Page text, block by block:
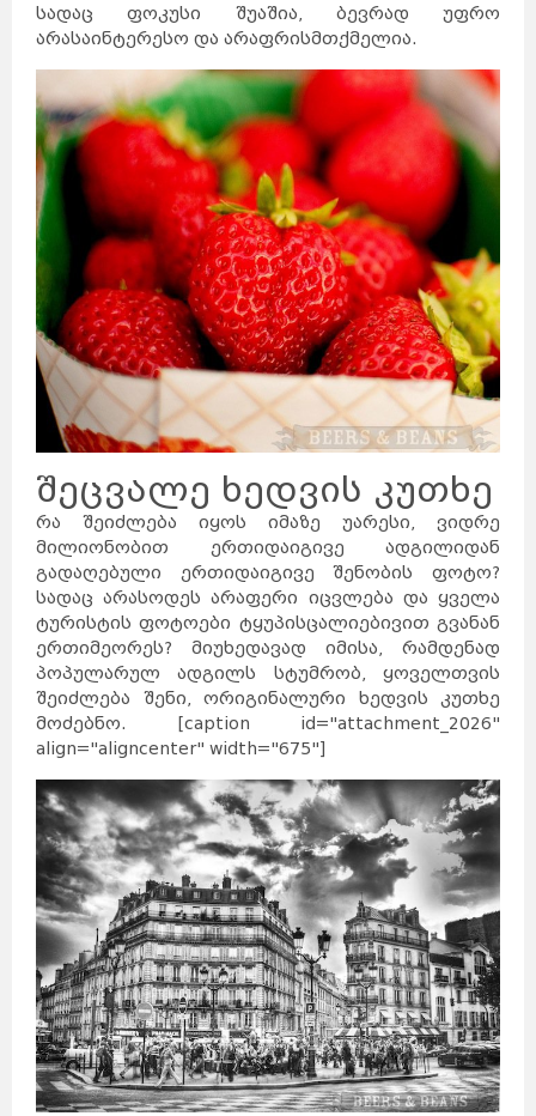
სადაც ფოკუსი შუაშია, ბევრად უფრო
არასაინტერესო და არაფრისმთქმელია.
შეცვალე ხედვის კუთხე
რა შეიძლება იყოს იმაზე უარესი, ვიდრე
მილიონობით ერთიდაიგივე ადგილიდან
გადაღებული ერთიდაიგივე შენობის ფოტო?
სადაც არასოდეს არაფერი იცვლება და ყველა
ტურისტის ფოტოები ტყუპისცალიებივით გვანან
ერთიმეორეს? მიუხედავად იმისა, რამდენად
პოპულარულ ადგილს სტუმრობ, ყოველთვის
შეიძლება შენი, ორიგინალური ხედვის კუთხე
მოძებნო. [caption id="attachment_2026"
align="aligncenter" width="675"]